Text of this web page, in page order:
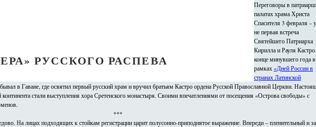
РУССКОГО РАСПЕВА
Переговоры в
палатах храма Христа
Спасителя 3 февраля –
не первая встреча
Святейшего Патриарха
Кирилла и Рауля
конце минувшего года в
рамках «Дней России в
странах Латинской
в Гаване, где освятил первый русский храм и вручил братьям Кастро ордена Русской Православной Церкви.
стали выступления хора Сретенского монастыря. Своими впечатлениями от посещения «Острова свободы» с
***
На лицах подходящих к стойкам регистрации царит полусонно-приподнятое выражение. Впереди – пленительный